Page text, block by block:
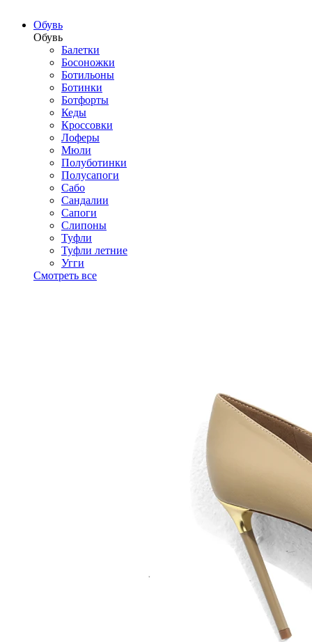
Обувь
Обувь
Балетки
Босоножки
Ботильоны
Ботинки
Ботфорты
Кеды
Кроссовки
Лоферы
Мюли
Полуботинки
Полусапоги
Сабо
Сандалии
Сапоги
Слипоны
Туфли
Туфли летние
Угги
Смотреть все